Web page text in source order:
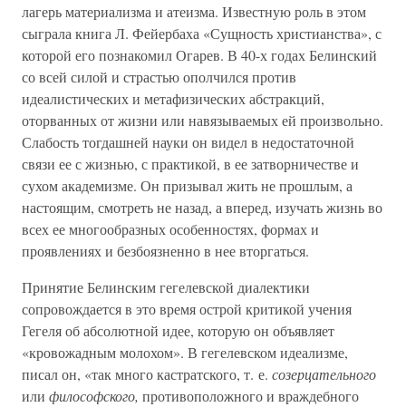
лагерь материализма и атеизма. Известную роль в этом
сыграла книга Л. Фейербаха «Сущность христианства», с
которой его познакомил Огарев. В 40-х годах Белинский
со всей силой и страстью ополчился против
идеалистических и метафизических абстракций,
оторванных от жизни или навязываемых ей произвольно.
Слабость тогдашней науки он видел в недостаточной
связи ее с жизнью, с практикой, в ее затворничестве и
сухом академизме. Он призывал жить не прошлым, а
настоящим, смотреть не назад, а вперед, изучать жизнь во
всех ее многообразных особенностях, формах и
проявлениях и безбоязненно в нее вторгаться.
Принятие Белинским гегелевской диалектики
сопровождается в это время острой критикой учения
Гегеля об абсолютной идее, которую он объявляет
«кровожадным молохом». В гегелевском идеализме,
писал он, «так много кастратского, т. е. созерцательного
или философского, противоположного и враждебного